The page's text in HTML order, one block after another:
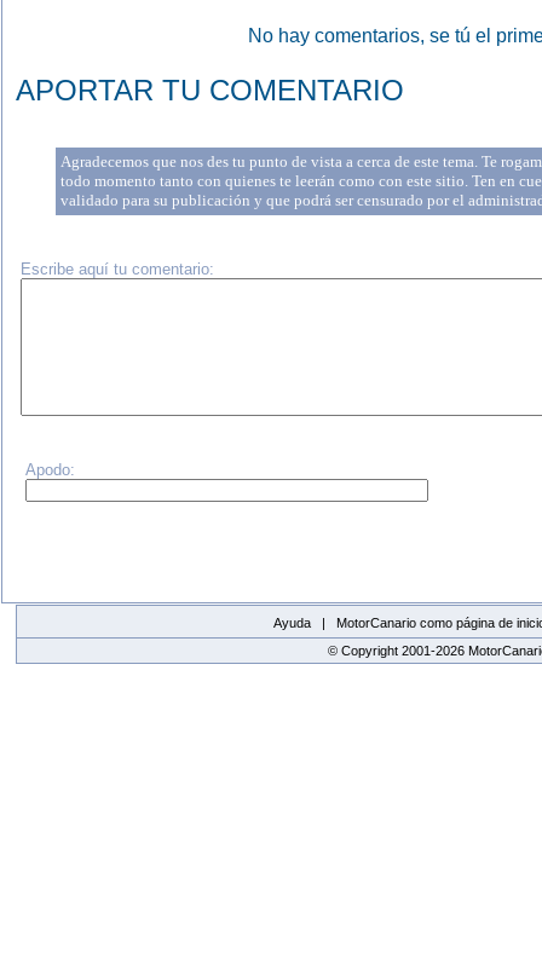
No hay comentarios, se tú el
APORTAR TU COMENTARIO
Agradecemos que nos des tu punto de vista a cerca de este tema. Te
todo momento tanto con quienes te leerán como con este sitio. Ten en
validado para su publicación y que podrá ser censurado por el
Escribe aquí tu comentario:
Apodo:
Ayuda |
MotorCanario como página de
© Copyright 2001-2026